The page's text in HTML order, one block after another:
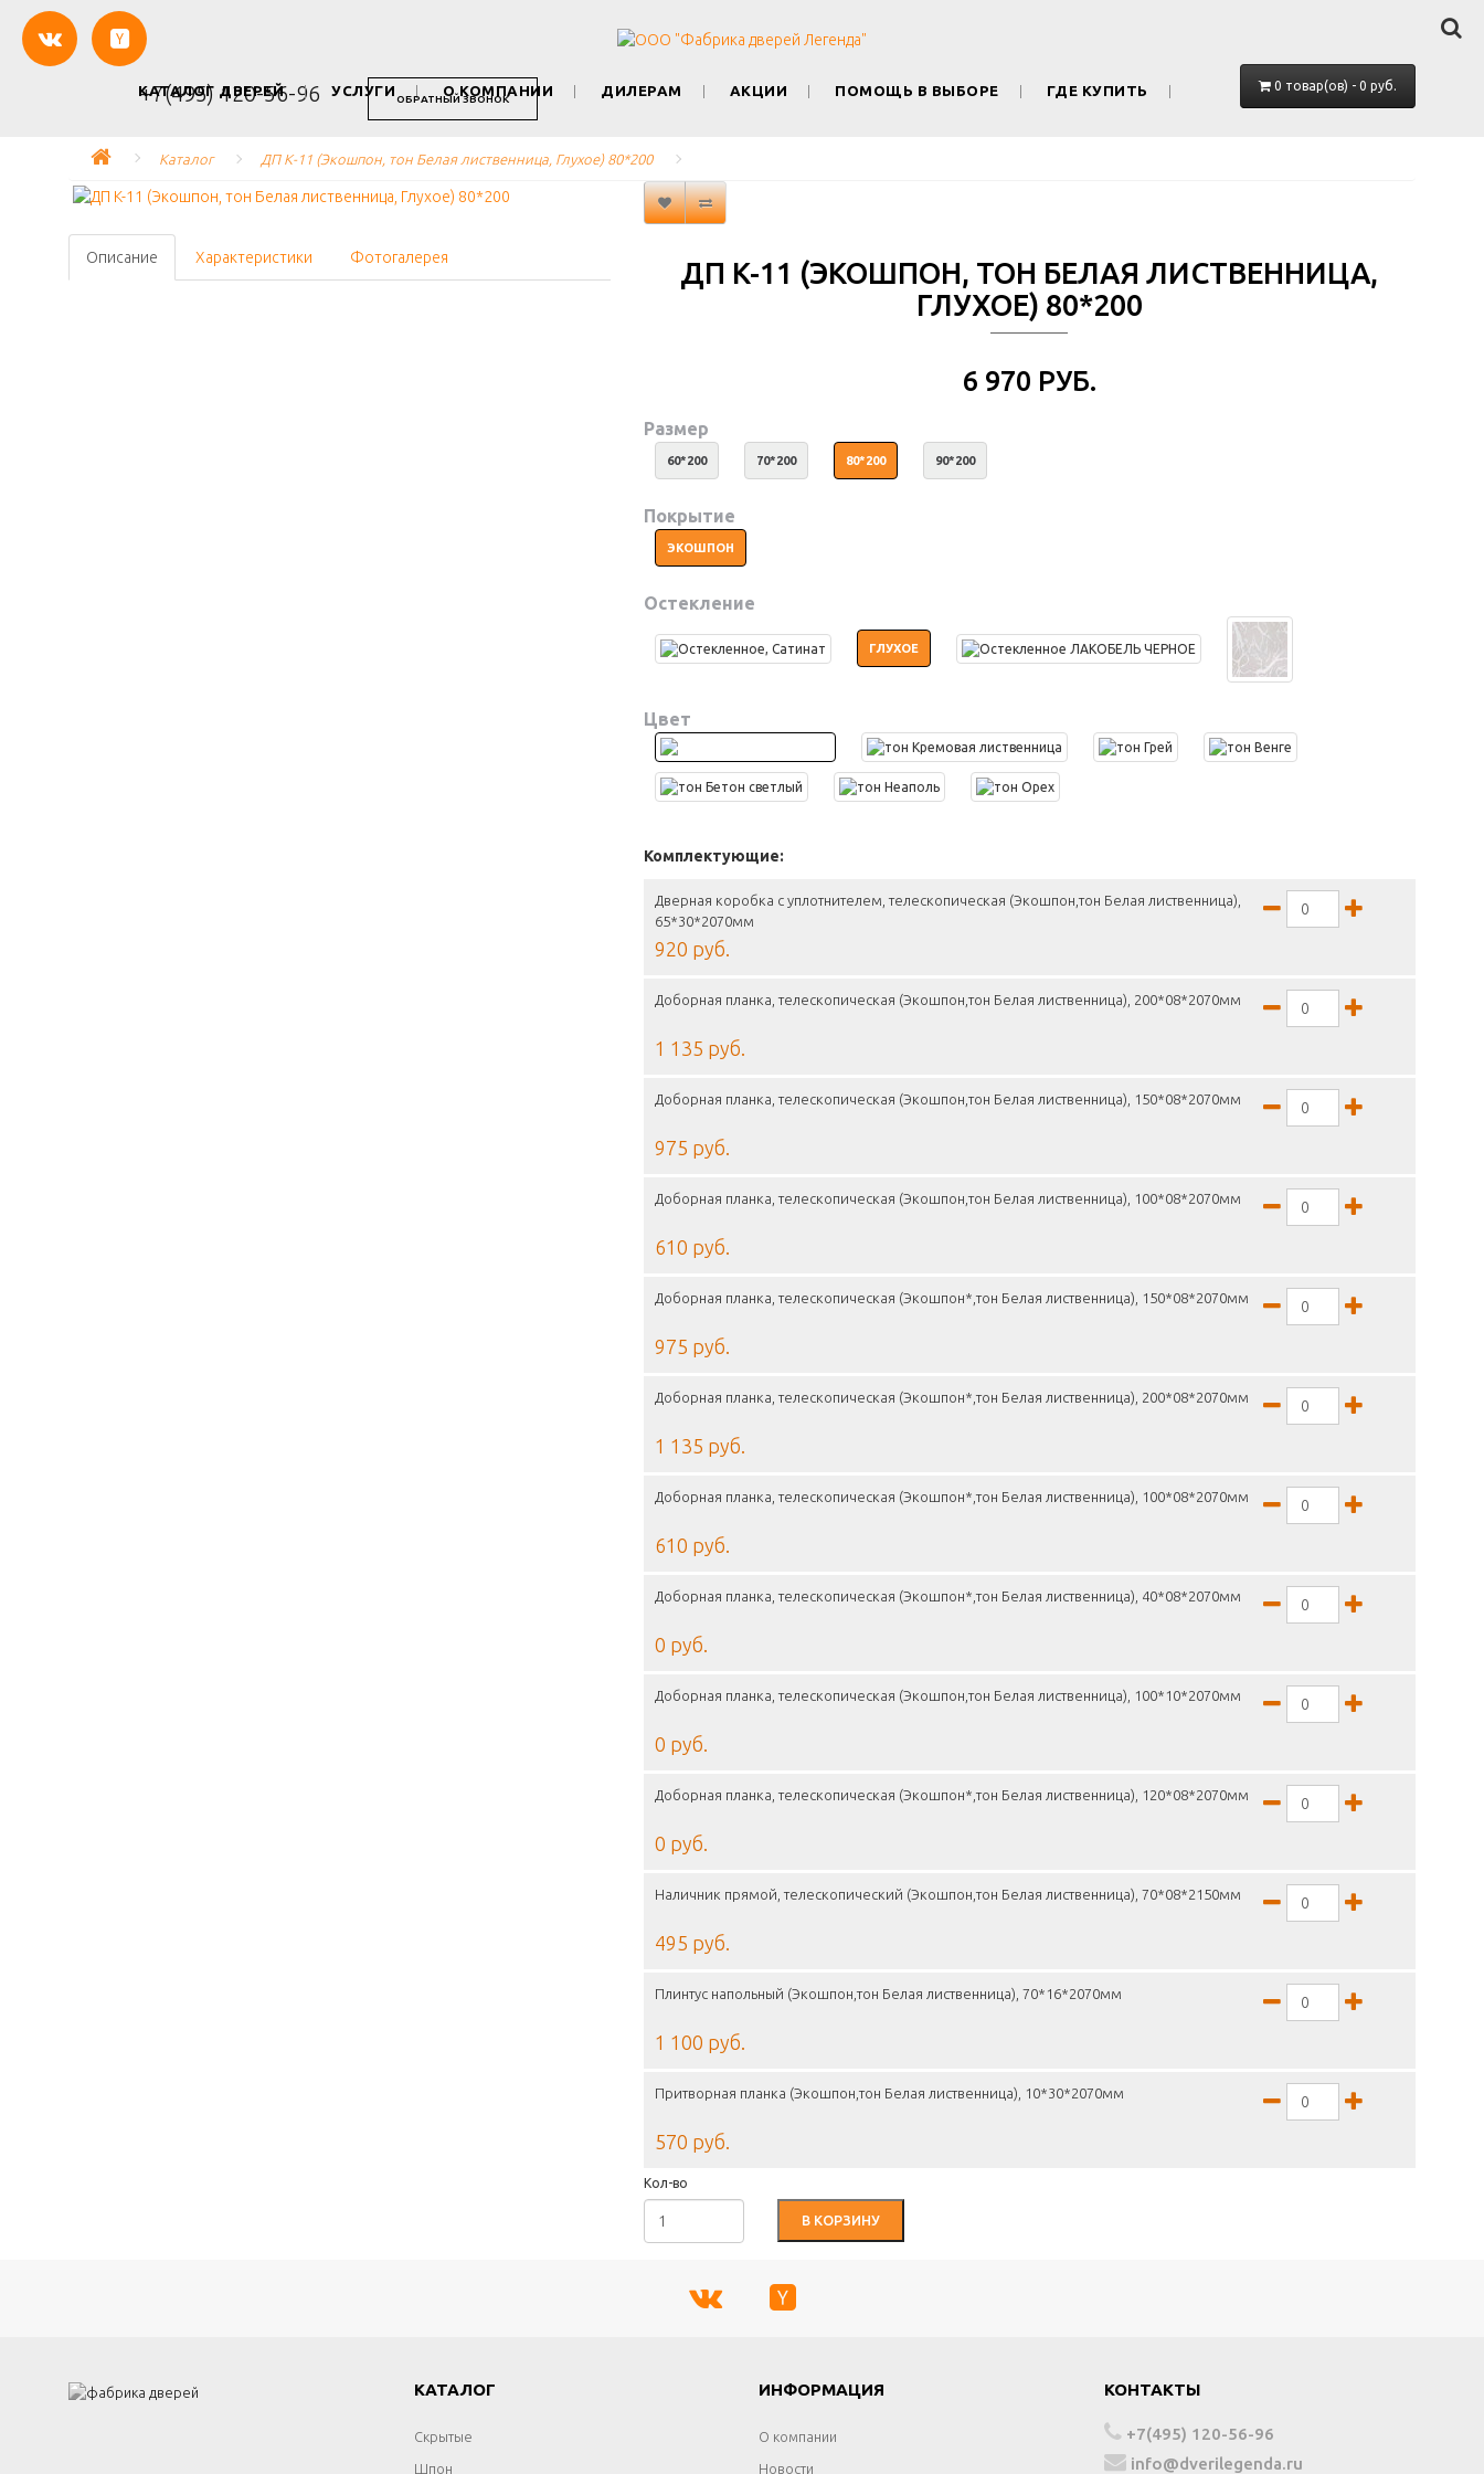
+7(495) 120-56-96 ОБРАТНЫЙ ЗВОНОК
КАТАЛОГ ДВЕРЕЙ УСЛУГИ О КОМПАНИИ ДИЛЕРАМ АКЦИИ ПОМОЩЬ В ВЫБОРЕ ГДЕ КУПИТЬ 0 товар(ов) - 0 руб.
Каталог ДП K-11 (Экошпон, тон Белая лиственница, Глухое) 80*200
Описание Характеристики Фотогалерея
ДП K-11 (ЭКОШПОН, ТОН БЕЛАЯ ЛИСТВЕННИЦА,
ГЛУХОЕ) 80*200
6 970 РУБ.
Размер
60*200 70*200 80*200 90*200
Покрытие
ЭКОШПОН
Остекление
ГЛУХОЕ
Цвет
Комплектующие:
Дверная коробка с уплотнителем, телескопическая (Экошпон,тон Белая лиственница),
65*30*2070мм
920 руб.
Доборная планка, телескопическая (Экошпон,тон Белая лиственница), 200*08*2070мм
1 135 руб.
Доборная планка, телескопическая (Экошпон,тон Белая лиственница), 150*08*2070мм
975 руб.
Доборная планка, телескопическая (Экошпон,тон Белая лиственница), 100*08*2070мм
610 руб.
Доборная планка, телескопическая (Экошпон*,тон Белая лиственница), 150*08*2070мм
975 руб.
Доборная планка, телескопическая (Экошпон*,тон Белая лиственница), 200*08*2070мм
1 135 руб.
Доборная планка, телескопическая (Экошпон*,тон Белая лиственница), 100*08*2070мм
610 руб.
Доборная планка, телескопическая (Экошпон*,тон Белая лиственница), 40*08*2070мм
0 руб.
Доборная планка, телескопическая (Экошпон,тон Белая лиственница), 100*10*2070мм
0 руб.
Доборная планка, телескопическая (Экошпон*,тон Белая лиственница), 120*08*2070мм
0 руб.
Наличник прямой, телескопический (Экошпон,тон Белая лиственница), 70*08*2150мм
495 руб.
Плинтус напольный (Экошпон,тон Белая лиственница), 70*16*2070мм
1 100 руб.
Притворная планка (Экошпон,тон Белая лиственница), 10*30*2070мм
570 руб.
Кол-во
В КОРЗИНУ
КАТАЛОГ
Скрытые
Шпон
ИНФОРМАЦИЯ
О компании
Новости
КОНТАКТЫ
+7(495) 120-56-96
info@dverilegenda.ru